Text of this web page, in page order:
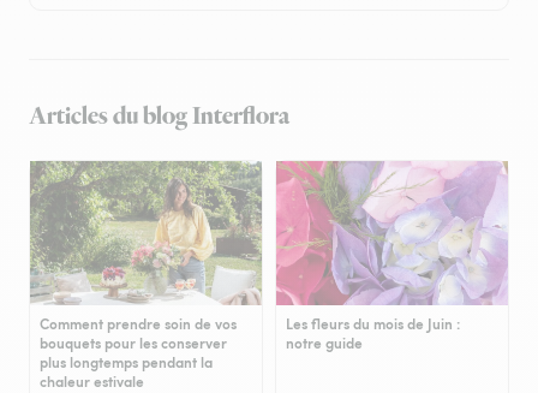
Articles du blog Interflora
Comment prendre soin de vos
bouquets pour les conserver
plus longtemps pendant la
chaleur estivale
Les fleurs du mois de Juin :
notre guide